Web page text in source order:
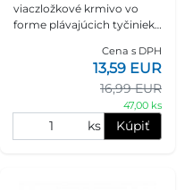
viaczložkové krmivo vo
forme plávajúcich tyčiniek,
druhy rýb v záhradných
jazierkach. Krmivo je
Cena s DPH
16,99 EUR
13,59 EUR
47,00 ks
ks Kúpiť